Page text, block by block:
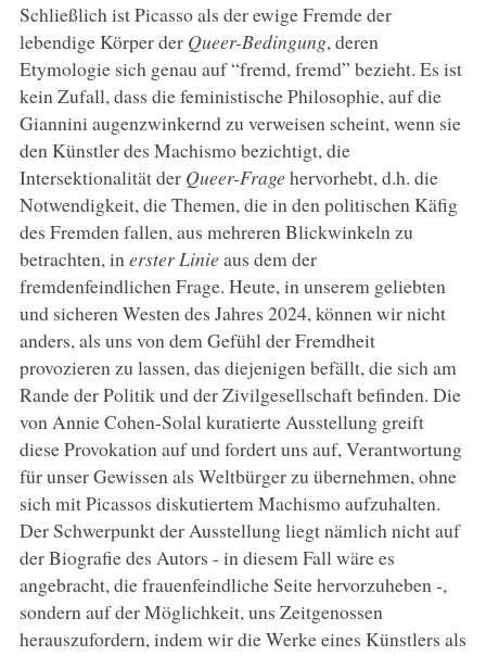
Schließlich ist Picasso als der ewige Fremde der
lebendige Körper der Queer-Bedingung, deren
Etymologie sich genau auf “fremd, fremd” bezieht. Es ist
kein Zufall, dass die feministische Philosophie, auf die
Giannini augenzwinkernd zu verweisen scheint, wenn sie
den Künstler des Machismo bezichtigt, die
Intersektionalität der Queer-Fragehervorhebt, d.h. die
Notwendigkeit, die Themen, die in den politischen Käfig
des Fremden fallen, aus mehreren Blickwinkeln zu
betrachten, inerster Linieaus dem der
fremdenfeindlichen Frage. Heute, in unserem geliebten
und sicheren Westen des Jahres 2024, können wir nicht
anders, als uns von dem Gefühl der Fremdheit
provozieren zu lassen, das diejenigen befällt, die sich am
Rande der Politik und der Zivilgesellschaft befinden. Die
von Annie Cohen-Solal kuratierte Ausstellung greift
diese Provokation auf und fordert uns auf, Verantwortung
für unser Gewissen als Weltbürger zu übernehmen, ohne
sich mit Picassos diskutiertem Machismo aufzuhalten.
Der Schwerpunkt der Ausstellung liegt nämlich nicht auf
der Biografie des Autors - in diesem Fall wäre es
angebracht, die frauenfeindliche Seite hervorzuheben -,
sondern auf der Möglichkeit, uns Zeitgenossen
herauszufordern, indem wir die Werke eines Künstlers als